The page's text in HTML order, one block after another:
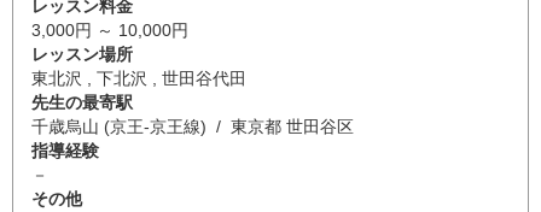
レッスン料金
3,000円 ～ 10,000円
レッスン場所
東北沢 , 下北沢 , 世田谷代田
先生の最寄駅
千歳烏山 (京王-京王線) / 東京都 世田谷区
指導経験
－
その他